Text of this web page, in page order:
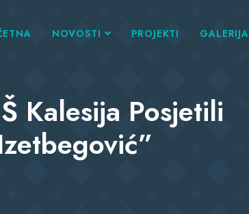
NOVOSTI PROJEKTI GALERIJA
Kalesija Posjetili